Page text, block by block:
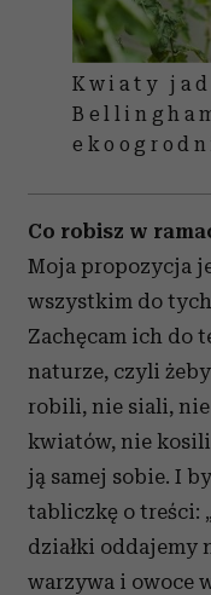
korzystania z ich
Kwiaty
Co robisz w
Moja propozycja
wszystkim do
Zachęcam ich do
naturze, czyli
robili, nie siali,
kwiatów, nie
ją samej sobie. I
tabliczkę o treści:
działki oddajemy
warzywa i owoce